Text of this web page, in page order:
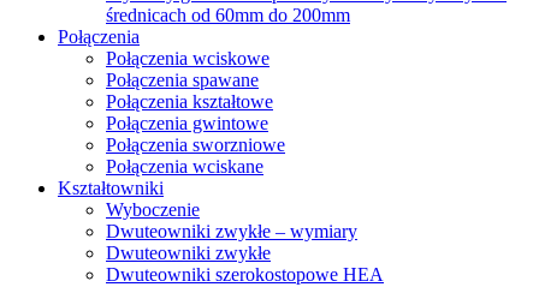
średnicach od 60mm do 200mm
Połączenia
Połączenia wciskowe
Połączenia spawane
Połączenia kształtowe
Połączenia gwintowe
Połączenia sworzniowe
Połączenia wciskane
Kształtowniki
Wyboczenie
Dwuteowniki zwykłe – wymiary
Dwuteowniki zwykłe
Dwuteowniki szerokostopowe HEA